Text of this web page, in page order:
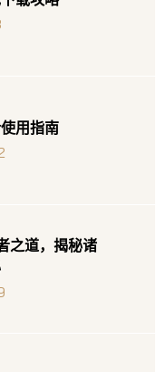
用指南
之道，揭秘诸